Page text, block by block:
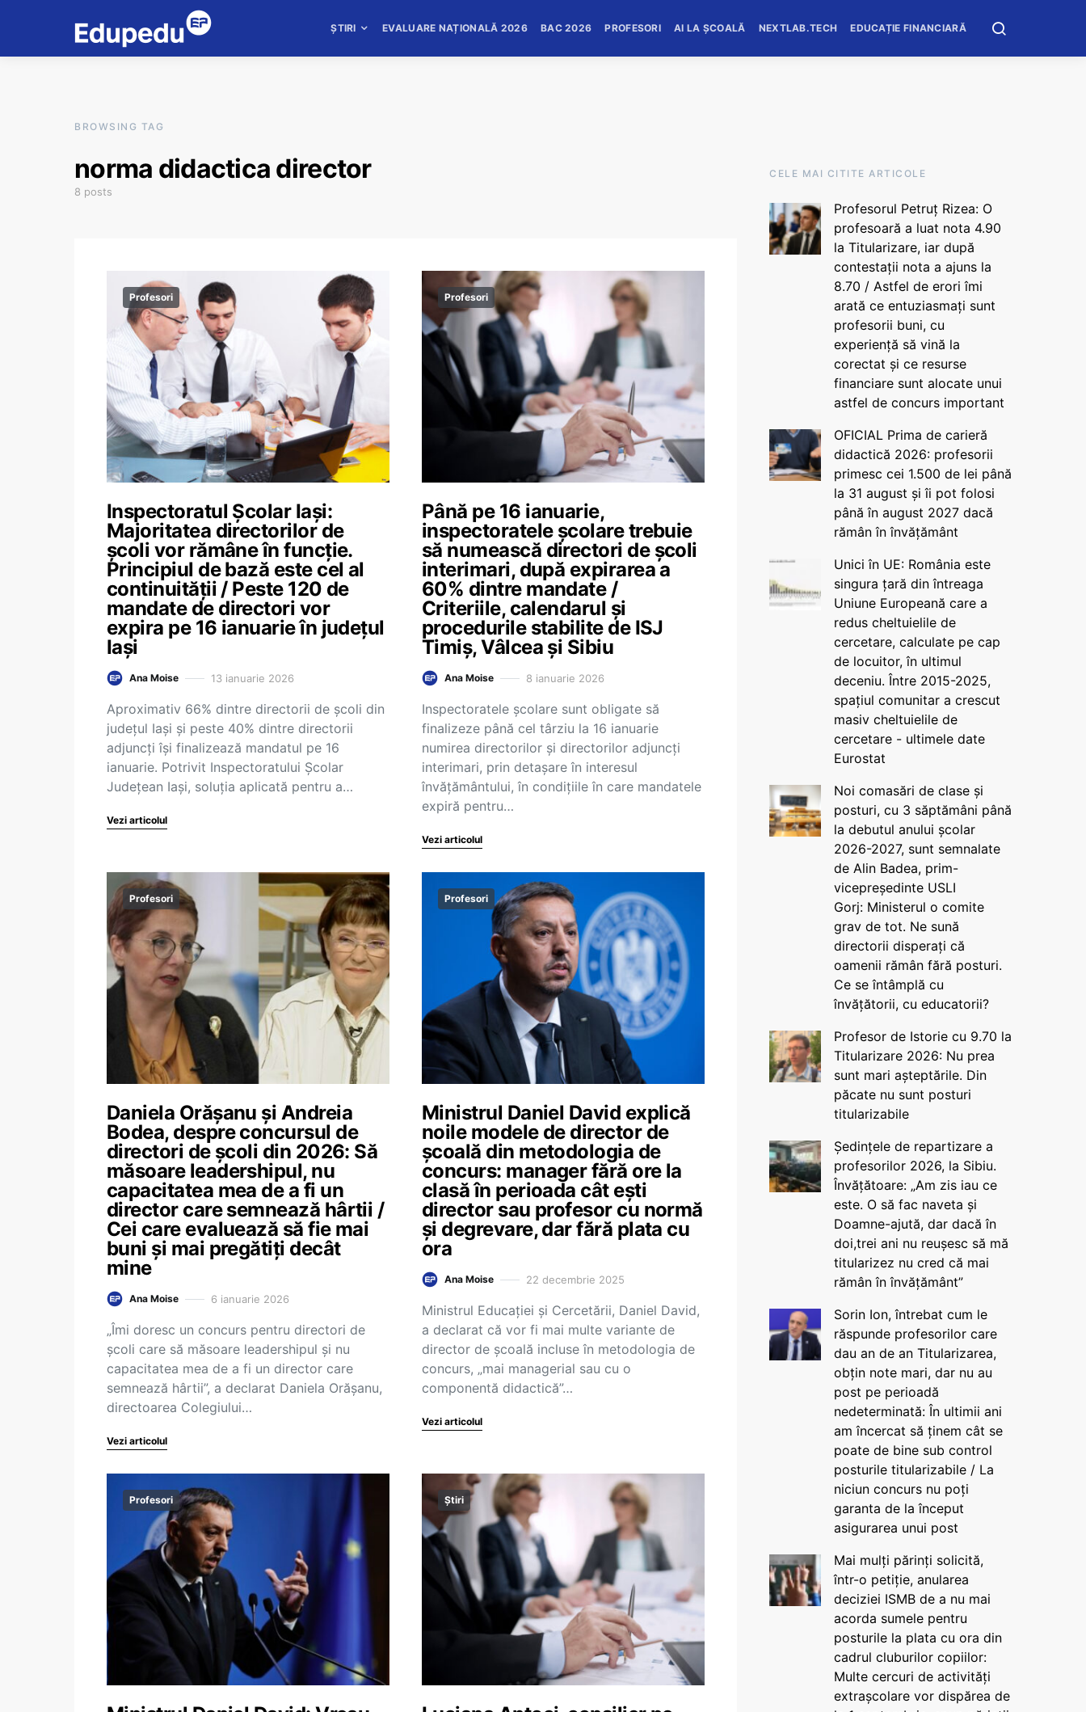
ȘTIRI EVALUARE NAȚIONALĂ 2026 BAC 2026 PROFESORI AI LA ȘCOALĂ NEXTLAB.TECH EDUCAȚIE FINANCIARĂ
BROWSING TAG
norma didactica director
8 posts
Profesori
Inspectoratul Școlar Iași:
Majoritatea directorilor de
școli vor rămâne în funcție.
Principiul de bază este cel al
continuității / Peste 120 de
mandate de directori vor
expira pe 16 ianuarie în județul
Iași
Ana Moise 13 ianuarie 2026
Aproximativ 66% dintre directorii de școli din
județul Iași și peste 40% dintre directorii
adjuncți își finalizează mandatul pe 16
ianuarie. Potrivit Inspectoratului Școlar
Județean Iași, soluția aplicată pentru a…
Vezi articolul
Profesori
Până pe 16 ianuarie,
inspectoratele școlare trebuie
să numească directori de școli
interimari, după expirarea a
60% dintre mandate /
Criteriile, calendarul și
procedurile stabilite de ISJ
Timiș, Vâlcea și Sibiu
Ana Moise 8 ianuarie 2026
Inspectoratele școlare sunt obligate să
finalizeze până cel târziu la 16 ianuarie
numirea directorilor și directorilor adjuncți
interimari, prin detașare în interesul
învățământului, în condițiile în care mandatele
expiră pentru…
Vezi articolul
Profesori
Daniela Orășanu și Andreia
Bodea, despre concursul de
directori de școli din 2026: Să
măsoare leadershipul, nu
capacitatea mea de a fi un
director care semnează hârtii /
Cei care evaluează să fie mai
buni și mai pregătiți decât
mine
Ana Moise 6 ianuarie 2026
„Îmi doresc un concurs pentru directori de
școli care să măsoare leadershipul și nu
capacitatea mea de a fi un director care
semnează hârtii”, a declarat Daniela Orășanu,
directoarea Colegiului…
Vezi articolul
Profesori
Ministrul Daniel David explică
noile modele de director de
școală din metodologia de
concurs: manager fără ore la
clasă în perioada cât ești
director sau profesor cu normă
și degrevare, dar fără plata cu
ora
Ana Moise 22 decembrie 2025
Ministrul Educației și Cercetării, Daniel David,
a declarat că vor fi mai multe variante de
director de școală incluse în metodologia de
concurs, „mai managerial sau cu o
componentă didactică”…
Vezi articolul
Profesori Știri
CELE MAI CITITE ARTICOLE
Profesorul Petruț Rizea: O
profesoară a luat nota 4.90
la Titularizare, iar după
contestații nota a ajuns la
8.70 / Astfel de erori îmi
arată ce entuziasmați sunt
profesorii buni, cu
experiență să vină la
corectat și ce resurse
financiare sunt alocate unui
astfel de concurs important
OFICIAL Prima de carieră
didactică 2026: profesorii
primesc cei 1.500 de lei până
la 31 august și îi pot folosi
până în august 2027 dacă
rămân în învățământ
Unici în UE: România este
singura țară din întreaga
Uniune Europeană care a
redus cheltuielile de
cercetare, calculate pe cap
de locuitor, în ultimul
deceniu. Între 2015-2025,
spațiul comunitar a crescut
masiv cheltuielile de
cercetare - ultimele date
Eurostat
Noi comasări de clase și
posturi, cu 3 săptămâni până
la debutul anului școlar
2026-2027, sunt semnalate
de Alin Badea, prim-
vicepreședinte USLI
Gorj: Ministerul o comite
grav de tot. Ne sună
directorii disperați că
oamenii rămân fără posturi.
Ce se întâmplă cu
învățătorii, cu educatorii?
Profesor de Istorie cu 9.70 la
Titularizare 2026: Nu prea
sunt mari așteptările. Din
păcate nu sunt posturi
titularizabile
Ședințele de repartizare a
profesorilor 2026, la Sibiu.
Învățătoare: „Am zis iau ce
este. O să fac naveta și
Doamne-ajută, dar dacă în
doi,trei ani nu reușesc să mă
titularizez nu cred că mai
rămân în învățământ”
Sorin Ion, întrebat cum le
răspunde profesorilor care
dau an de an Titularizarea,
obțin note mari, dar nu au
post pe perioadă
nedeterminată: În ultimii ani
am încercat să ținem cât se
poate de bine sub control
posturile titularizabile / La
niciun concurs nu poți
garanta de la început
asigurarea unui post
Mai mulți părinți solicită,
într-o petiție, anularea
deciziei ISMB de a nu mai
acorda sumele pentru
posturile la plata cu ora din
cadrul cluburilor copiilor:
Multe cercuri de activități
extrașcolare vor dispărea de